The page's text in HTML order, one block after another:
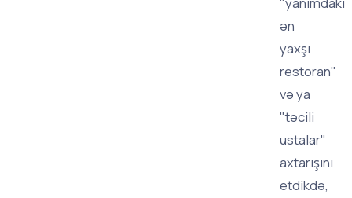
ən
yaxşı
restoran"
və ya
"təcili
ustalar"
axtarışını
etdikdə,